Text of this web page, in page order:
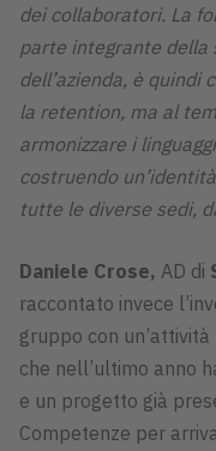
dei collaboratori. La
parte integrante
dell’azienda, è quindi
la retention, ma al
armonizzare i
costruendo
tutte le diverse sedi,
Daniele Crose, AD di
raccontato invece
gruppo con
che nell’ultimo anno
e un progetto già
Competenze per